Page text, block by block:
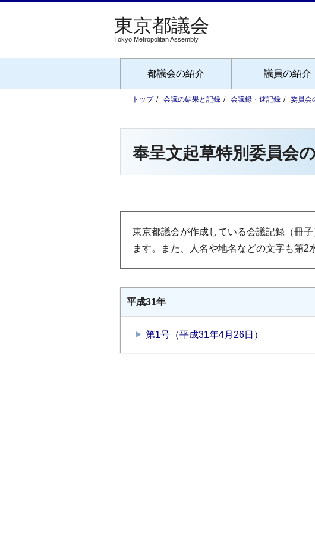
Tokyo Metropolitan Assembly
都議会の紹介 議員の紹介
トップ 会議の結果と記録 会議録・速記録 委員会
奉呈文起草特別委員会
東京都議会が作成している会議記録（冊
ます。また、人名や地名などの文字も第2
平成31年
第1号（平成31年4月26日）